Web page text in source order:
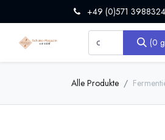
+49 (0)571 3988324
(0
Alle Produkte